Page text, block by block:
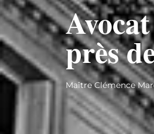
près
Maître Clémence